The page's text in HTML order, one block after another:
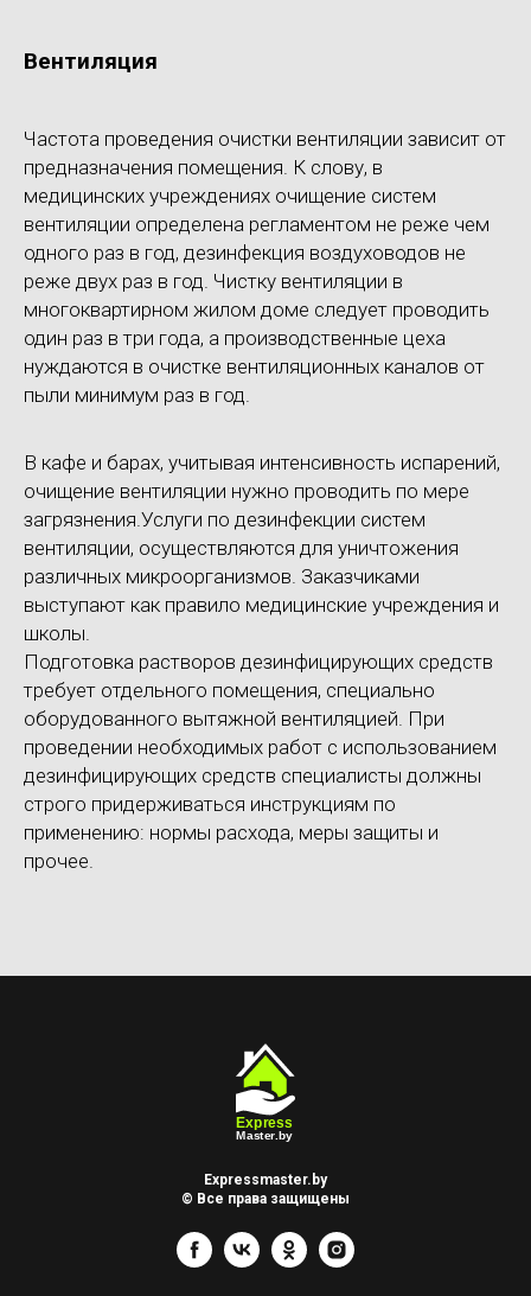
Вентиляция
Частота проведения очистки вентиляции зависит от
предназначения помещения. К слову, в
медицинских учреждениях очищение систем
вентиляции определена регламентом не реже чем
одного раз в год, дезинфекция воздуховодов не
реже двух раз в год. Чистку вентиляции в
многоквартирном жилом доме следует проводить
один раз в три года, а производственные цеха
нуждаются в очистке вентиляционных каналов от
пыли минимум раз в год.
В кафе и барах, учитывая интенсивность испарений,
очищение вентиляции нужно проводить по мере
загрязнения.Услуги по дезинфекции систем
вентиляции, осуществляются для уничтожения
различных микроорганизмов. Заказчиками
выступают как правило медицинские учреждения и
школы.
Подготовка растворов дезинфицирующих средств
требует отдельного помещения, специально
оборудованного вытяжной вентиляцией. При
проведении необходимых работ с использованием
дезинфицирующих средств специалисты должны
строго придерживаться инструкциям по
применению: нормы расхода, меры защиты и
прочее.
Expressmaster.by
© Все права защищены